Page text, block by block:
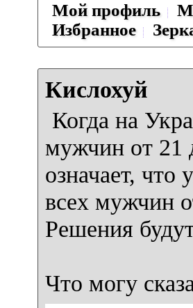
Мой профиль
Избранное
Кислохуй
Когда на
мужчин от 21
означает, что
всех мужчин
Решения
Что могу